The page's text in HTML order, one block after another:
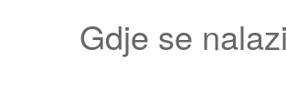
Gdje se nalazi